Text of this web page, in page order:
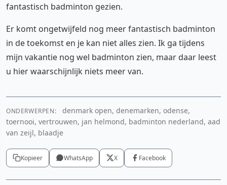
fantastisch badminton gezien.
Er komt ongetwijfeld nog meer fantastisch badminton
in de toekomst en je kan niet alles zien. Ik ga tijdens
mijn vakantie nog wel badminton zien, maar daar leest
u hier waarschijnlijk niets meer van.
ONDERWERPEN:
denmark open, denemarken, odense,
toernooi, vertrouwen, jan helmond, badminton nederland, aad
van zeijl, blaadje
Kopieer WhatsApp X Facebook